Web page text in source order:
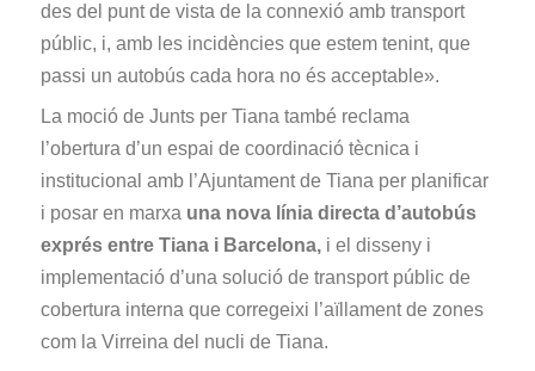
des del punt de vista de la connexió amb transport
públic, i, amb les incidències que estem tenint, que
passi un autobús cada hora no és acceptable».
La moció de Junts per Tiana també reclama
l’obertura d’un espai de coordinació tècnica i
institucional amb l’Ajuntament de Tiana per planificar
i posar en marxa una nova línia directa d’autobús
exprés entre Tiana i Barcelona, i el disseny i
implementació d’una solució de transport públic de
cobertura interna que corregeixi l’aïllament de zones
com la Virreina del nucli de Tiana.